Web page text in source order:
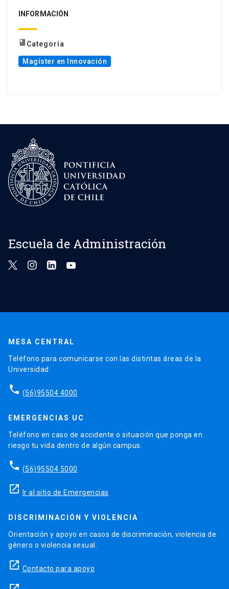
INFORMACIÓN
book Categoría
Magíster en Innovación
Escuela de Administración
MESA CENTRAL
Teléfono para comunicarse con las distintas áreas de la
Universidad.
phone (56)95504 4000
EMERGENCIAS UC
Teléfono en caso de accidente o situación que ponga en
riesgo tu vida dentro de algún campus.
phone (56)95504 5000
launch Ir al sitio de Emergencias
DISCRIMINACIÓN Y VIOLENCIA
Orientación y apoyo en casos de discriminación, violencia de
género o violencia sexual.
launch Contacto para apoyo